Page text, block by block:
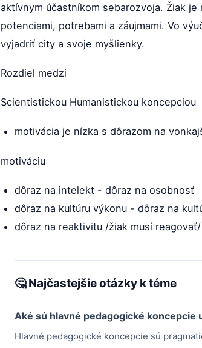
aktívnym účastníkom sebarozvoja. Žiak
potenciami, potrebami a záujmami. Vo
vyjadriť city a svoje myšlienky.
Rozdiel medzi
Scientistickou Humanistickou koncepciou
motivácia je nízka s dôrazom na
motiváciu
dôraz na intelekt - dôraz na osobnosť
dôraz na kultúru výkonu - dôraz na
dôraz na reaktivitu /žiak musí
🤔 Najčastejšie otázky k téme
Aké sú hlavné pedagogické koncepcie
Hlavné pedagogické koncepcie sú